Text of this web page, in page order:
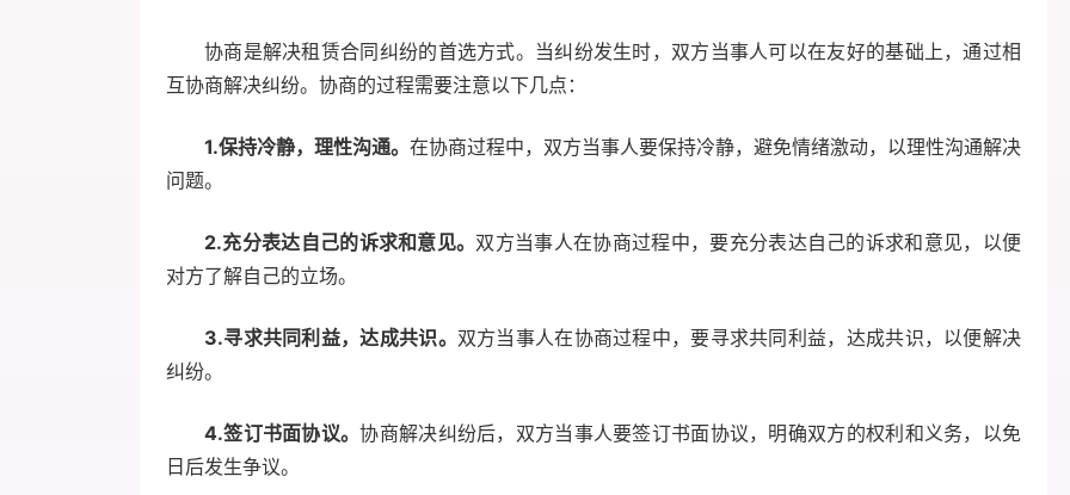
协商是解决租赁合同纠纷的首选方式。当纠纷发生时，双方当事人可以在友好的基础上，通过相
互协商解决纠纷。协商的过程需要注意以下几点：
1.保持冷静，理性沟通。 在协商过程中，双方当事人要保持冷静，避免情绪激动，以理性沟通解决
问题。
2.充分表达自己的诉求和意见。 双方当事人在协商过程中，要充分表达自己的诉求和意见，以便
对方了解自己的立场。
3.寻求共同利益，达成共识。 双方当事人在协商过程中，要寻求共同利益，达成共识，以便解决
纠纷。
4.签订书面协议。协商解决纠纷后，双方当事人要签订书面协议，明确双方的权利和义务，以免
日后发生争议。